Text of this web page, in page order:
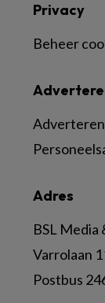
Adres
BSL Media
Varrolaan
Postbus
Privacy
Beheer